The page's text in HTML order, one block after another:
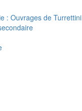
: Ouvrages de Turrettini